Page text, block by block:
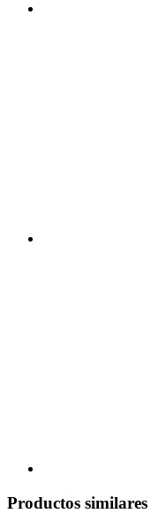
Productos similares